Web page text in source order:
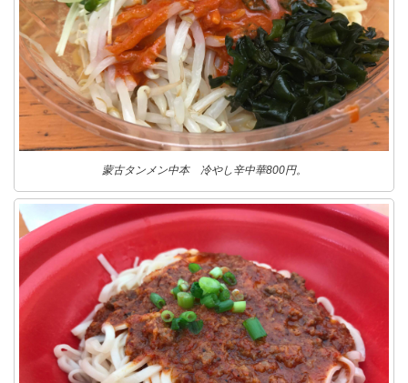
蒙古タンメン中本 冷やし辛中華800円。